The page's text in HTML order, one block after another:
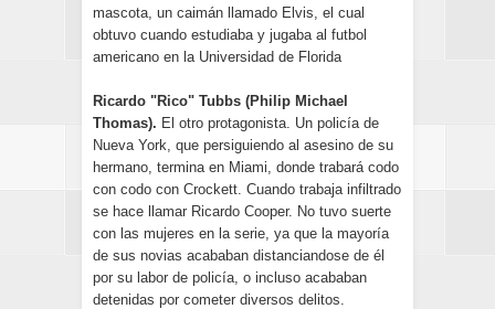
mascota, un caimán llamado Elvis, el cual
obtuvo cuando estudiaba y jugaba al futbol
americano en la Universidad de Florida
Ricardo "Rico" Tubbs (Philip Michael
Thomas). El otro protagonista. Un policía de
Nueva York, que persiguiendo al asesino de su
hermano, termina en Miami, donde trabará codo
con codo con Crockett. Cuando trabaja infiltrado
se hace llamar Ricardo Cooper. No tuvo suerte
con las mujeres en la serie, ya que la mayoría
de sus novias acababan distanciandose de él
por su labor de policía, o incluso acababan
detenidas por cometer diversos delitos.